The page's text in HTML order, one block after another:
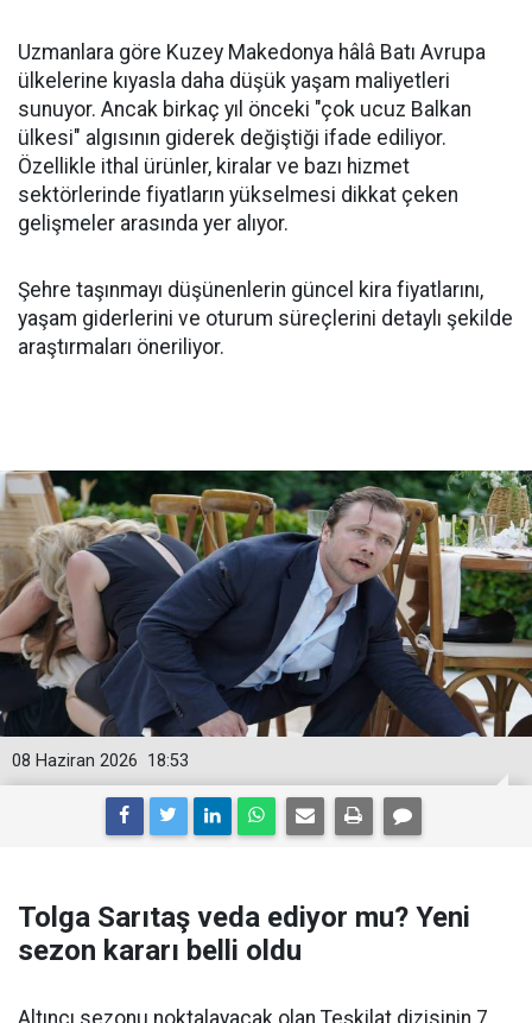
Uzmanlara göre Kuzey Makedonya hâlâ Batı Avrupa
ülkelerine kıyasla daha düşük yaşam maliyetleri
sunuyor. Ancak birkaç yıl önceki "çok ucuz Balkan
ülkesi" algısının giderek değiştiği ifade ediliyor.
Özellikle ithal ürünler, kiralar ve bazı hizmet
sektörlerinde fiyatların yükselmesi dikkat çeken
gelişmeler arasında yer alıyor.
Şehre taşınmayı düşünenlerin güncel kira fiyatlarını,
yaşam giderlerini ve oturum süreçlerini detaylı şekilde
araştırmaları öneriliyor.
18:53
08 Haziran 2026
Tolga Sarıtaş veda ediyor mu? Yeni
sezon kararı belli oldu
Altıncı sezonu noktalayacak olan Teşkilat dizisinin 7.